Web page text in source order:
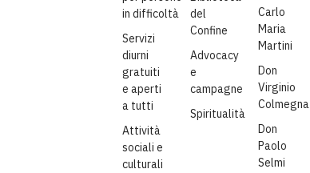
in difficoltà
Servizi
diurni
gratuiti
e aperti
a tutti
Attività
sociali e
culturali
del
Confine
Advocacy
e
campagne
Spiritualità
Carlo
Maria
Martini
Don
Virginio
Colmegna
Don
Paolo
Selmi